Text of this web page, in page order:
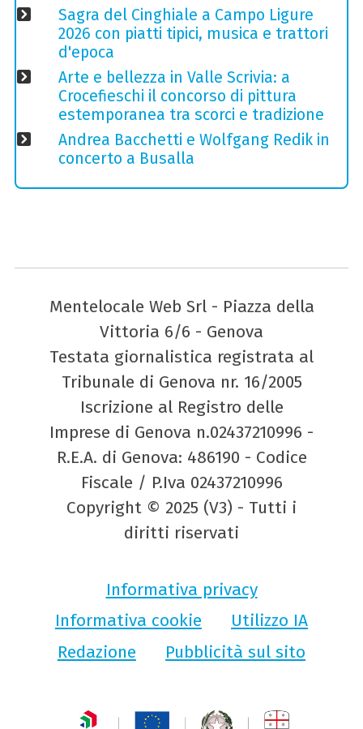
Sagra del Cinghiale a Campo Ligure
2026 con piatti tipici, musica e trattori
d'epoca
Arte e bellezza in Valle Scrivia: a
Crocefieschi il concorso di pittura
estemporanea tra scorci e tradizione
Andrea Bacchetti e Wolfgang Redik in
concerto a Busalla
Mentelocale Web Srl - Piazza della
Vittoria 6/6 - Genova
Testata giornalistica registrata al
Tribunale di Genova nr. 16/2005
Iscrizione al Registro delle
Imprese di Genova n.02437210996 -
R.E.A. di Genova: 486190 - Codice
Fiscale / P.Iva 02437210996
Copyright © 2025 (V3) - Tutti i
diritti riservati
Informativa privacy
Informativa cookie
Utilizzo IA
Redazione
Pubblicità sul sito